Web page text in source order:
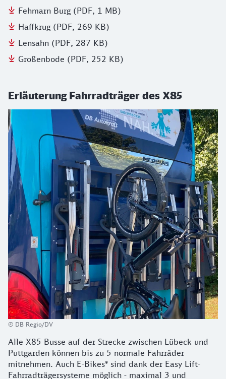
Fehmarn Burg (PDF, 1 MB)
Haffkrug (PDF, 269 KB)
Lensahn (PDF, 287 KB)
Großenbode (PDF, 252 KB)
Erläuterung Fahrradträger des X85
© DB Regio/DV
Alle X85 Busse auf der Strecke zwischen Lübeck und
Puttgarden können bis zu 5 normale Fahrräder
mitnehmen. Auch E-Bikes* sind dank der Easy Lift-
Fahrradträgersysteme möglich - maximal 3 und